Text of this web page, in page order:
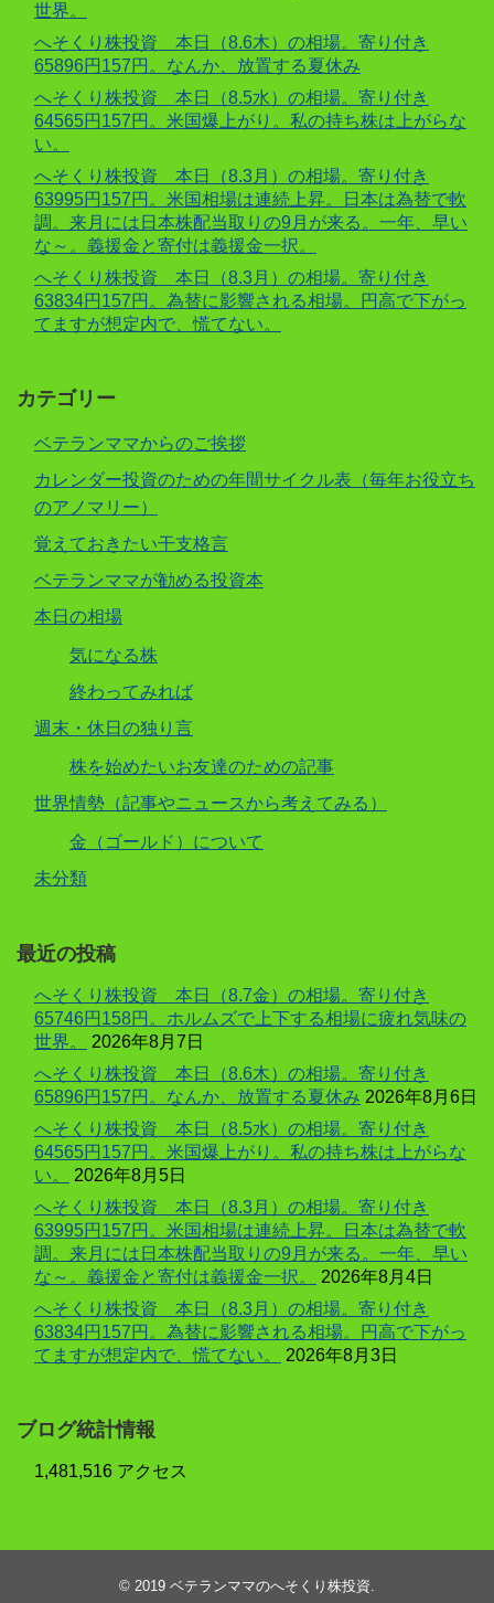
世界。
へそくり株投資 本日（8.6木）の相場。寄り付き
65896円157円。なんか、放置する夏休み
へそくり株投資 本日（8.5水）の相場。寄り付き
64565円157円。米国爆上がり。私の持ち株は上がらな
い。
へそくり株投資 本日（8.3月）の相場。寄り付き
63995円157円。米国相場は連続上昇。日本は為替で軟
調。来月には日本株配当取りの9月が来る。一年、早い
な～。義援金と寄付は義援金一択。
へそくり株投資 本日（8.3月）の相場。寄り付き
63834円157円。為替に影響される相場。円高で下がっ
てますが想定内で、慌てない。
カテゴリー
ベテランママからのご挨拶
カレンダー投資のための年間サイクル表（毎年お役立ち
のアノマリー）
覚えておきたい干支格言
ベテランママが勧める投資本
本日の相場
気になる株
終わってみれば
週末・休日の独り言
株を始めたいお友達のための記事
世界情勢（記事やニュースから考えてみる）
金（ゴールド）について
未分類
最近の投稿
へそくり株投資 本日（8.7金）の相場。寄り付き
65746円158円。ホルムズで上下する相場に疲れ気味の
世界。
2026年8月7日
へそくり株投資 本日（8.6木）の相場。寄り付き
65896円157円。なんか、放置する夏休み 2026年8月6日
へそくり株投資 本日（8.5水）の相場。寄り付き
64565円157円。米国爆上がり。私の持ち株は上がらな
い。
2026年8月5日
へそくり株投資 本日（8.3月）の相場。寄り付き
63995円157円。米国相場は連続上昇。日本は為替で軟
調。来月には日本株配当取りの9月が来る。一年、早い
な～。義援金と寄付は義援金一択。
2026年8月4日
へそくり株投資 本日（8.3月）の相場。寄り付き
63834円157円。為替に影響される相場。円高で下がっ
てますが想定内で、慌てない。
2026年8月3日
ブログ統計情報
1,481,516 アクセス
© 2019 ベテランママのへそくり株投資